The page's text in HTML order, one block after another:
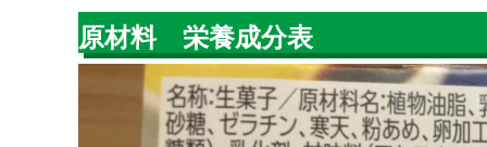
原材料 栄養成分表